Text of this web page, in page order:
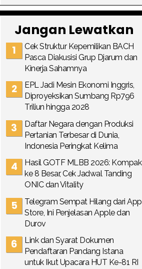
Jangan Lewatkan
Cek Struktur Kepemilikan BACH
Pasca Diakusisi Grup Djarum dan
Kinerja Sahamnya
EPL Jadi Mesin Ekonomi Inggris,
Diproyeksikan Sumbang Rp796
Triliun hingga 2028
Daftar Negara dengan Produksi
Pertanian Terbesar di Dunia,
Indonesia Peringkat Kelima
Hasil GOTF MLBB 2026: Kompak
ke 8 Besar, Cek Jadwal Tanding
ONIC dan Vitality
Telegram Sempat Hilang dari App
Store, Ini Penjelasan Apple dan
Durov
Link dan Syarat Dokumen
Pendaftaran Pandang Istana
untuk Ikut Upacara HUT Ke-81 RI